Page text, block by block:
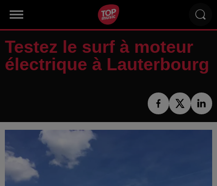
Testez le surf à moteur
électrique à Lauterbourg